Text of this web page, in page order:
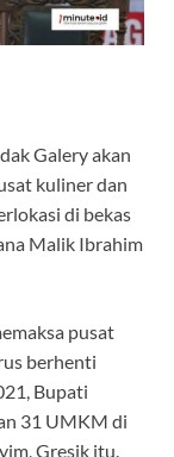
Galery akan
kuliner dan
di bekas
Malik Ibrahim
pusat
berhenti
Bupati
31 UMKM di
Gresik itu.